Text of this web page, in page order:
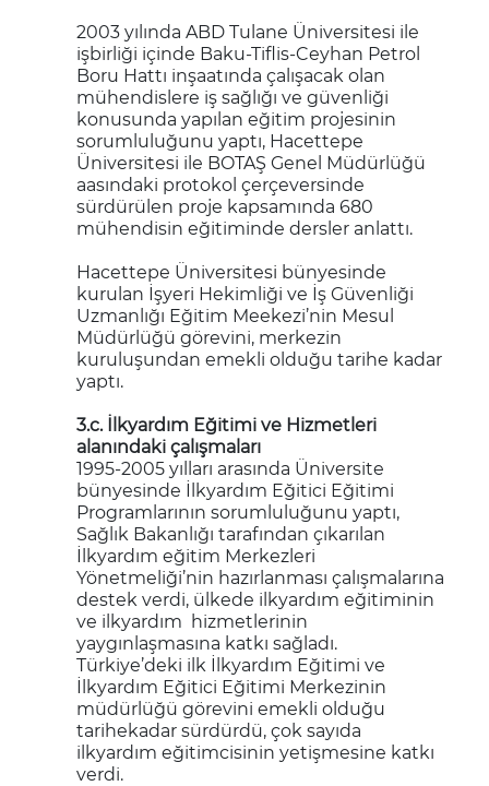
2003 yılında ABD Tulane Üniversitesi ile
işbirliği içinde Baku-Tiflis-Ceyhan Petrol
Boru Hattı inşaatında çalışacak olan
mühendislere iş sağlığı ve güvenliği
konusunda yapılan eğitim projesinin
sorumluluğunu yaptı, Hacettepe
Üniversitesi ile BOTAŞ Genel Müdürlüğü
aasındaki protokol çerçeversinde
sürdürülen proje kapsamında 680
mühendisin eğitiminde dersler anlattı.
Hacettepe Üniversitesi bünyesinde
kurulan İşyeri Hekimliği ve İş Güvenliği
Uzmanlığı Eğitim Meekezi’nin Mesul
Müdürlüğü görevini, merkezin
kuruluşundan emekli olduğu tarihe kadar
yaptı.
3.c. İlkyardım Eğitimi ve Hizmetleri
alanındaki çalışmaları
1995-2005 yılları arasında Üniversite
bünyesinde İlkyardım Eğitici Eğitimi
Programlarının sorumluluğunu yaptı,
Sağlık Bakanlığı tarafından çıkarılan
İlkyardım eğitim Merkezleri
Yönetmeliği’nin hazırlanması çalışmalarına
destek verdi, ülkede ilkyardım eğitiminin
ve ilkyardım hizmetlerinin
yaygınlaşmasına katkı sağladı.
Türkiye’deki ilk İlkyardım Eğitimi ve
İlkyardım Eğitici Eğitimi Merkezinin
müdürlüğü görevini emekli olduğu
tarihekadar sürdürdü, çok sayıda
ilkyardım eğitimcisinin yetişmesine katkı
verdi.